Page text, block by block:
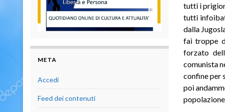
tutti i
tutti
dalla
fai troppe
forzato
comunista
confine per
poi
META
Accedi
Feed dei contenuti